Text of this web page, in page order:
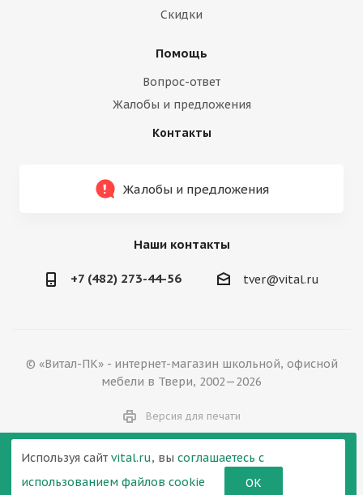
Скидки
Помощь
Вопрос-ответ
Жалобы и предложения
Контакты
Жалобы и предложения
Наши контакты
+7 (482) 273-44-56 tver@vital.ru
© «Витал-ПК» - интернет-магазин школьной, офисной
мебели в Твери, 2002—2026
Версия для печати
Используя сайт vital.ru, вы соглашаетесь с
использованием файлов cookie
ОК